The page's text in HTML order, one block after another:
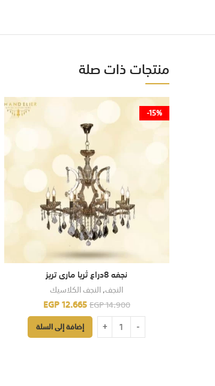
منتجات ذات صلة
-15%
نجفه 8دراع ثريا مارى تريز
النجف,النجف الكلاسيك
EGP14.900
EGP12.665
إضافة إلى السلة